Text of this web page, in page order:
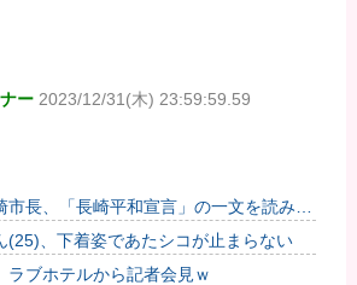
ー 2023/12/31(木) 23:59:59.59
市長、「長崎平和宣言」の一文を読み飛
(25)、下着姿であたシコが止まらない
ラブホテルから記者会見ｗ